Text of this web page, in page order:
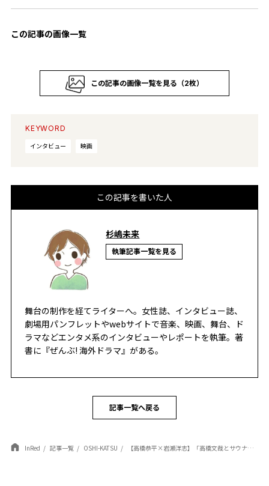
この記事の画像一覧
この記事の画像一覧を見る（2枚）
KEYWORD
インタビュー
映画
この記事を書いた人
杉嶋未来
執筆記事一覧を見る
舞台の制作を経てライターへ。女性誌、インタビュー誌、
劇場用パンフレットやwebサイトで音楽、映画、舞台、ド
ラマなどエンタメ系のインタビューやレポートを執筆。著
書に『ぜんぶ! 海外ドラマ』がある。
記事一覧へ戻る
InRed 記事一覧 OSHI-KATSU 【高橋恭平×岩瀬洋志】「高橋文哉とサウナ」「窪塚愛流と4時間ラップ」仲良しの俳優仲間とのエピソード公開！